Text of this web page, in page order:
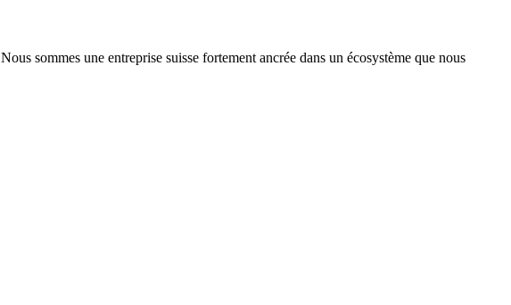
Nous sommes une entreprise suisse fortement ancrée dans un écosystème que nous